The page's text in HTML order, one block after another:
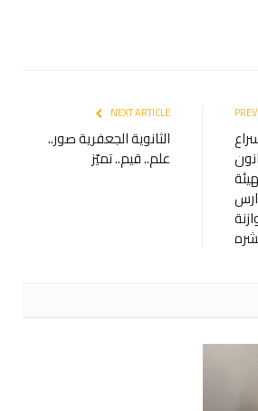
NEXT ARTICLE
الثانوية الجعفرية صور..
علم.. قيم.. تميّز